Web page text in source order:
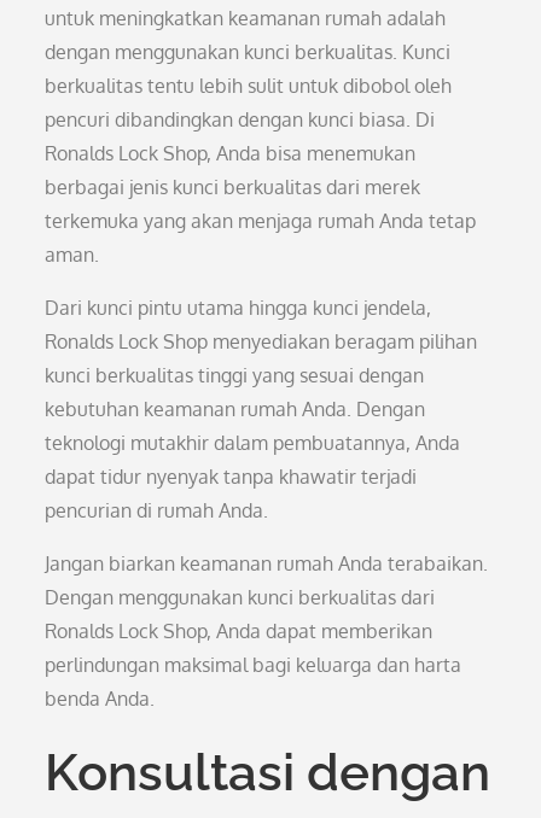
untuk meningkatkan keamanan rumah adalah
dengan menggunakan kunci berkualitas. Kunci
berkualitas tentu lebih sulit untuk dibobol oleh
pencuri dibandingkan dengan kunci biasa. Di
Ronalds Lock Shop, Anda bisa menemukan
berbagai jenis kunci berkualitas dari merek
terkemuka yang akan menjaga rumah Anda tetap
aman.
Dari kunci pintu utama hingga kunci jendela,
Ronalds Lock Shop menyediakan beragam pilihan
kunci berkualitas tinggi yang sesuai dengan
kebutuhan keamanan rumah Anda. Dengan
teknologi mutakhir dalam pembuatannya, Anda
dapat tidur nyenyak tanpa khawatir terjadi
pencurian di rumah Anda.
Jangan biarkan keamanan rumah Anda terabaikan.
Dengan menggunakan kunci berkualitas dari
Ronalds Lock Shop, Anda dapat memberikan
perlindungan maksimal bagi keluarga dan harta
benda Anda.
Konsultasi dengan